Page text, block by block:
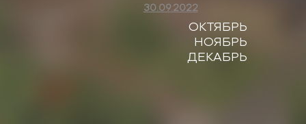
30.09.2022
ОКТЯБРЬ
НОЯБРЬ
ДЕКАБРЬ